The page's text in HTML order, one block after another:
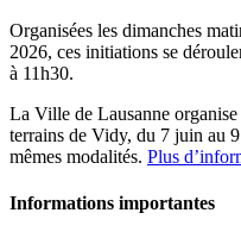
Organisées les dimanches
2026, ces initiations se
à 11h30.
La Ville de Lausanne
terrains de Vidy, du 7 juin au
mêmes modalités. Plus
Informations importantes